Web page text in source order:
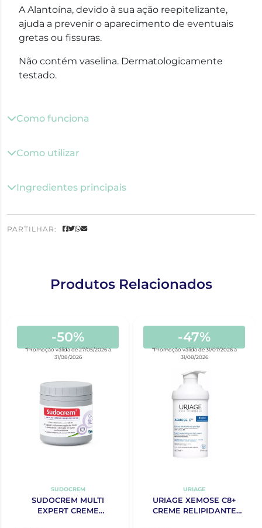
A Alantoína, devido à sua ação reepitelizante,
ajuda a prevenir o aparecimento de eventuais
gretas ou fissuras.
Não contém vaselina. Dermatologicamente
testado.
Como funciona
Como utilizar
Ingredientes principais
PARTILHAR:
Produtos Relacionados
-50%
*Promoção válida de 27/05/2026 a
31/08/2026
SUDOCREM
SUDOCREM MULTI
EXPERT CREME
-47%
*Promoção válida de 31/07/2026 a
31/08/2026
URIAGE
URIAGE XEMOSE C8+
CREME RELIPIDANTE